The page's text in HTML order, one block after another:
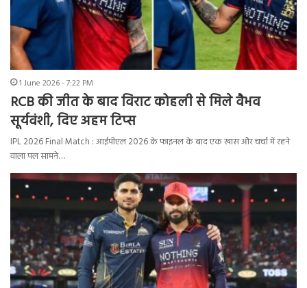
1 June 2026 - 7:22 PM
RCB की जीत के बाद विराट कोहली से मिले वैभव
सूर्यवंशी, दिए अहम टिप्स
IPL 2026 Final Match : आईपीएल 2026 के फाइनल के बाद एक खास और चर्चा में रहने
वाला पल सामने…